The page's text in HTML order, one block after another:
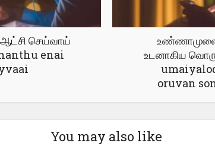
செய்வாய்
enai
உடனாகிய
oruvan
You may also like